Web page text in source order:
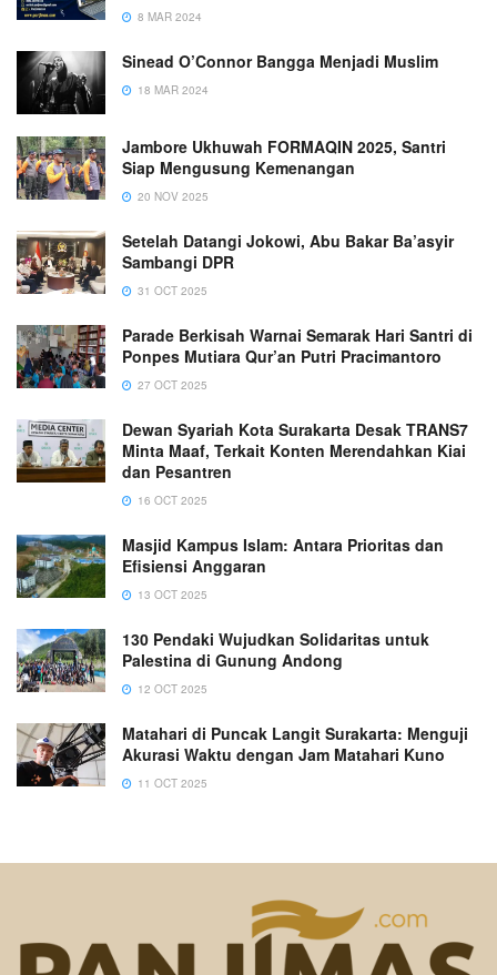
8 MAR 2024
Sinead O’Connor Bangga Menjadi Muslim
18 MAR 2024
Jambore Ukhuwah FORMAQIN 2025, Santri
Siap Mengusung Kemenangan
20 NOV 2025
Setelah Datangi Jokowi, Abu Bakar Ba’asyir
Sambangi DPR
31 OCT 2025
Parade Berkisah Warnai Semarak Hari Santri di
Ponpes Mutiara Qur’an Putri Pracimantoro
27 OCT 2025
Dewan Syariah Kota Surakarta Desak TRANS7
Minta Maaf, Terkait Konten Merendahkan Kiai
dan Pesantren
16 OCT 2025
Masjid Kampus Islam: Antara Prioritas dan
Efisiensi Anggaran
13 OCT 2025
130 Pendaki Wujudkan Solidaritas untuk
Palestina di Gunung Andong
12 OCT 2025
Matahari di Puncak Langit Surakarta: Menguji
Akurasi Waktu dengan Jam Matahari Kuno
11 OCT 2025